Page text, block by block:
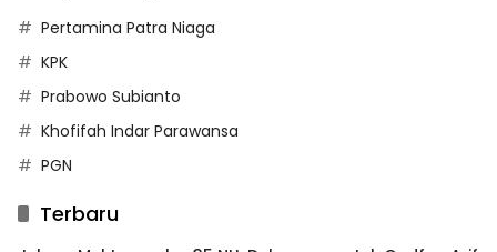
Pertamina Patra Niaga
KPK
Prabowo Subianto
Khofifah Indar Parawansa
PGN
Terbaru